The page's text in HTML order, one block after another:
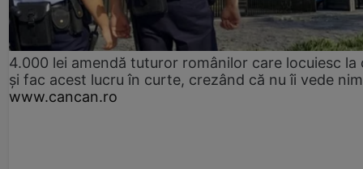
4.000 lei amendă tuturor românilor care locuiesc la
și fac acest lucru în curte, crezând că nu îi vede
www.cancan.ro